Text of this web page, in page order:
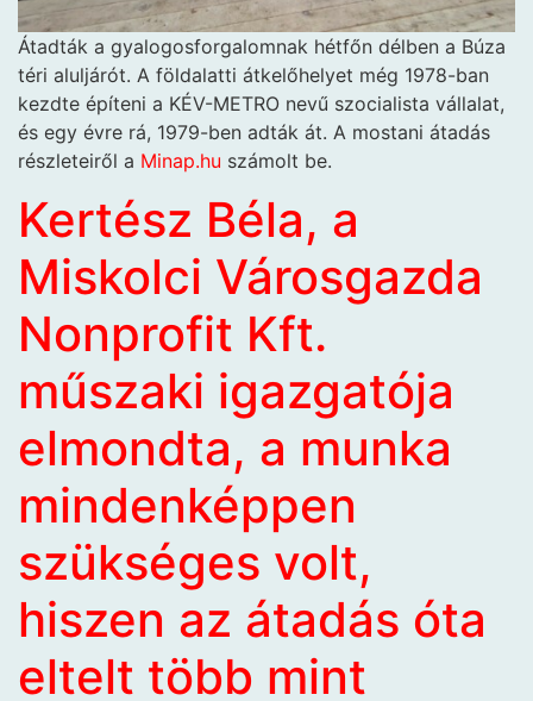
Átadták a gyalogosforgalomnak hétfőn délben a Búza
téri aluljárót. A földalatti átkelőhelyet még 1978-ban
kezdte építeni a KÉV-METRO nevű szocialista vállalat,
és egy évre rá, 1979-ben adták át. A mostani átadás
részleteiről a Minap.hu számolt be.
Kertész Béla, a
Miskolci Városgazda
Nonprofit Kft.
műszaki igazgatója
elmondta, a munka
mindenképpen
szükséges volt,
hiszen az átadás óta
eltelt több mint